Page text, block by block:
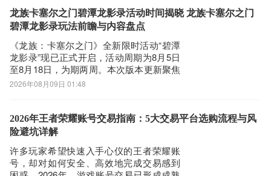
序，团队调度轻松安排。
【全球化能力】：全界面翻译和系统应用支持超 20种语言，海外大
量加速节点让协作环境更稳定，国际化会议自动推荐全员适配时段，
企业出海无阻碍，跨国合作有保障。
4、企业级组织数字化和业务数字化平台
【AI表格】：让每个人成为AI应用“创造者”，无需开发，像做表格一
户管理、门店管理、经营分析、招聘管理等业务系统轻松上手，会用
表格就会搭。
【AI 搜索】：企业+全网信息一搜即得，答案、方案、计划一步到
位。
士》全新赛季活动“逃离疯猴岛”已正式公
布。作为版本8.5.0上线后同步开启的限时
龙族卡塞尔之门碧潭龙影录活动时间揭晓 龙族卡塞尔之门
碧潭龙影录玩法前瞻与内容盘点
《龙族：卡塞尔之门》全新限时活动“碧潭
龙影录”现已正式开启，活动周期为8月5日
至8月18日，为期两周。本次版本更新聚焦
角色养成与福利回馈，多项玩法同步上
取平台专属新手礼包及限时登录奖励。据
公开平台数据统计，九游在手游福利发放
2026年08月09日 01:48
2026年王者荣耀账号交易指南：5大交易平台选购流程与风
险避坑详解
许多玩家希望快速入手心仪的王者荣耀账
号，却对如何安全、高效地完成交易感到